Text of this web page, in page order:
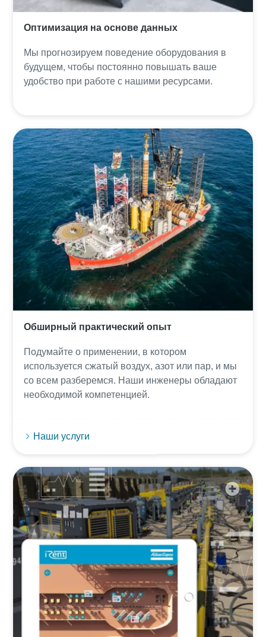
Оптимизация на основе данных
Мы прогнозируем поведение оборудования в
будущем, чтобы постоянно повышать ваше
удобство при работе с нашими ресурсами.
Обширный практический опыт
Подумайте о применении, в котором
используется сжатый воздух, азот или пар, и мы
со всем разберемся. Наши инженеры обладают
необходимой компетенцией.
Наши услуги